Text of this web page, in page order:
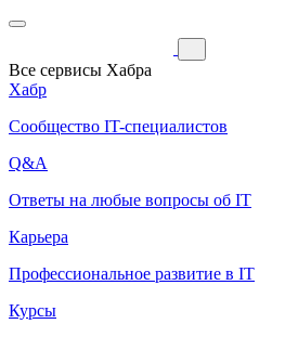
Все сервисы Хабра
Хабр
Сообщество IT-специалистов
Q&A
Ответы на любые вопросы об IT
Карьера
Профессиональное развитие в IT
Курсы